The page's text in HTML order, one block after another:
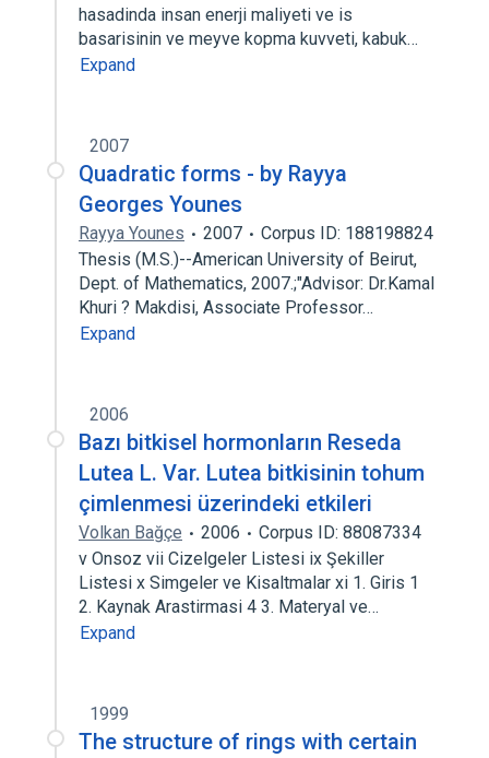
hasadinda insan enerji maliyeti ve is
basarisinin ve meyve kopma kuvveti, kabuk…
Expand
2007
Quadratic forms - by Rayya
Georges Younes
Rayya Younes 2007
Corpus ID: 188198824
Thesis (M.S.)--American University of Beirut,
Dept. of Mathematics, 2007.;"Advisor: Dr.Kamal
Khuri ? Makdisi, Associate Professor…
Expand
2006
Bazı bitkisel hormonların Reseda
Lutea L. Var. Lutea bitkisinin tohum
çimlenmesi üzerindeki etkileri
Volkan Bağçe 2006
Corpus ID: 88087334
v Onsoz vii Cizelgeler Listesi ix Şekiller
Listesi x Simgeler ve Kisaltmalar xi 1. Giris 1
2. Kaynak Arastirmasi 4 3. Materyal ve…
Expand
1999
The structure of rings with certain